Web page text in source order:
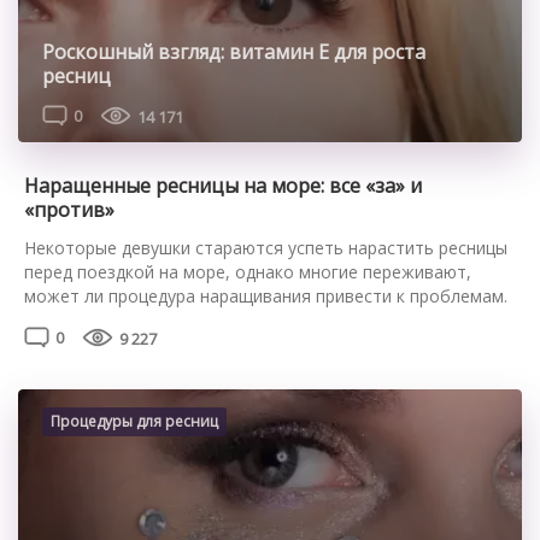
Роскошный взгляд: витамин Е для роста
ресниц
0 14 171
Наращенные ресницы на море: все «за» и
«против»
Некоторые девушки стараются успеть нарастить ресницы
перед поездкой на море, однако многие переживают,
может ли процедура наращивания привести к проблемам.
ресницы перед поездкой на море можно, однако на море с
воздействуя на клей, может привести к его разрушению, в
результате чего искусственные […]
0 9 227
Процедуры для ресниц